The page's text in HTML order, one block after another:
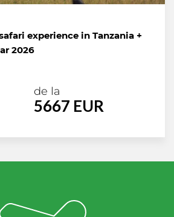
experience in Tanzania +
2026
de la
5667 EUR